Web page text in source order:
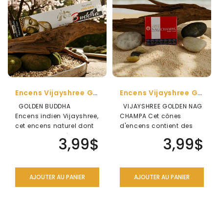
ENSEMBLES
CADEAU
ANTI-
MOUSTIQUE
NATUREL
SÉRIE
DES
DIVERS
Encens Vijayshree Golden Buddha
GOLDEN BUDDHA
Encens indien Vijayshree,
cet encens naturel dont
la fragrance créera une..
3,99$
AJOUTER AU PANIER
Encens Vijayshree Golden Nag Champa ( Cônes)
VIJAYSHREE GOLDEN NAG
CHAMPA Cet cônes
d'encens contient des
3,99$
AJOUTER AU PANIER